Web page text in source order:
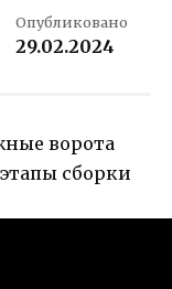
Опубликовано
29.02.2024